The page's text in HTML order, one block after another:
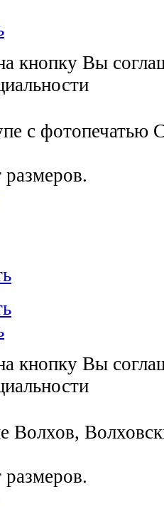
кнопку Вы
с фотопечатью
размеров.
кнопку Вы
Волхов,
размеров.